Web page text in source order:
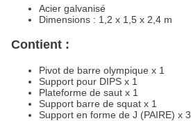
Acier galvanisé
Dimensions : 1,2 x 1,5 x 2,4 m
Contient :
Pivot de barre olympique x 1
Support pour DIPS x 1
Plateforme de saut x 1
Support barre de squat x 1
Support en forme de J (PAIRE) x 3